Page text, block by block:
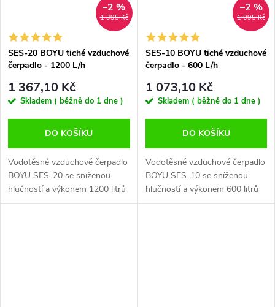
1 395 Kč
–2 %
SES-20 BOYU tiché vzduchové
čerpadlo - 1200 L/h
1 367,10 Kč
Skladem ( běžně do 1 dne )
DO KOŠÍKU
Vodotěsné vzduchové čerpadlo
BOYU SES-20 se sníženou
hlučností a výkonem 1200 litrů
za hodinu. Příkon 15W tlak
1 095 Kč
–2 %
SES-10 BOYU tiché vzduchové
čerpadlo - 600 L/h
1 073,10 Kč
Skladem ( běžně do 1 dne )
DO KOŠÍKU
Vodotěsné vzduchové čerpadlo
BOYU SES-10 se sníženou
hlučností a výkonem 600 litrů
za hodinu. Příkon 10W tlak